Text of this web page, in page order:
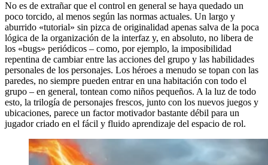
No es de extrañar que el control en general se haya quedado un
poco torcido, al menos según las normas actuales. Un largo y
aburrido «tutorial» sin pizca de originalidad apenas salva de la poca
lógica de la organización de la interfaz y, en absoluto, no libera de
los «bugs» periódicos – como, por ejemplo, la imposibilidad
repentina de cambiar entre las acciones del grupo y las habilidades
personales de los personajes. Los héroes a menudo se topan con las
paredes, no siempre pueden entrar en una habitación con todo el
grupo – en general, tontean como niños pequeños. A la luz de todo
esto, la trilogía de personajes frescos, junto con los nuevos juegos y
ubicaciones, parece un factor motivador bastante débil para un
jugador criado en el fácil y fluido aprendizaje del espacio de rol.